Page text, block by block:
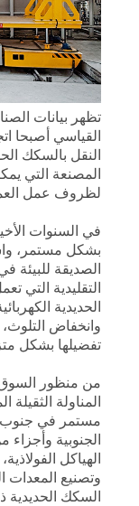
تظهر بيانات
القياسي أصبحا
النقل بالسكك
المصنعة التي
لظروف عمل
في السنوات
بشكل مستمر،
الصديقة للبيئة
التقليدية التي
الحديدية
وانخفاض التلوث،
تفضيلها بشكل
من منظور السوق
المناولة
مستمر في جنوب
الجنوبية
الهياكل
وتصنيع المعدات
السكك الحديدية